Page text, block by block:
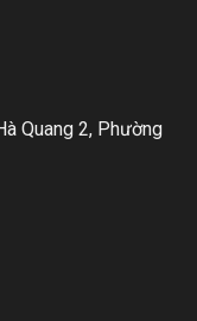
Quang 2, Phường